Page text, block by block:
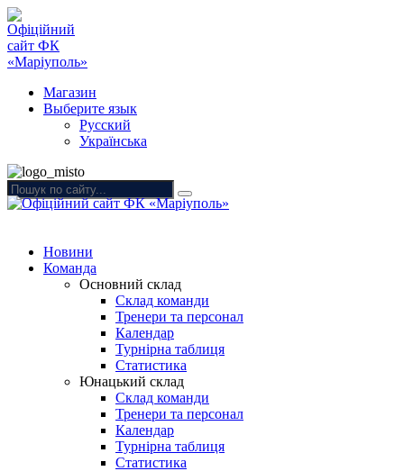
Магазин
Выберите язык
Русский
Українська
Новини
Команда
Основний склад
Склад команди
Тренери та персонал
Календар
Турнірна таблиця
Статистика
Юнацький склад
Склад команди
Тренери та персонал
Календар
Турнірна таблиця
Статистика